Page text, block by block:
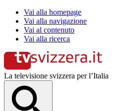
Vai alla homepage
Vai alla navigazione
Vai al contenuto
Vai alla ricerca
La televisione svizzera per l’Italia